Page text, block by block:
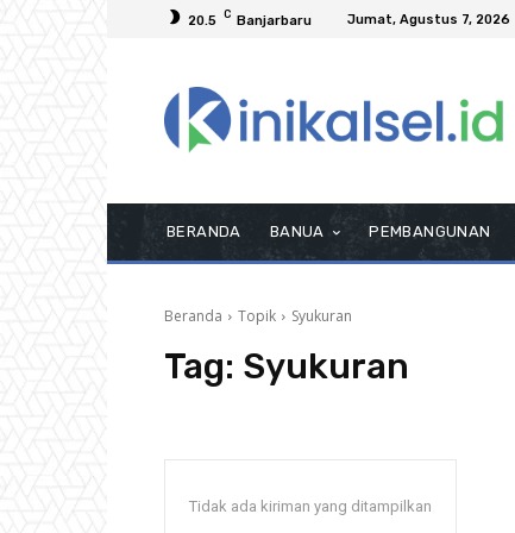
20.5 C Banjarbaru Jumat, Agustus 7, 2026
BERANDA BANUA PEMBANGUNAN
Beranda Topik Syukuran
Tag: Syukuran
Tidak ada kiriman yang ditampilkan